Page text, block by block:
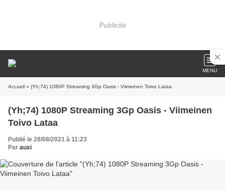
Publicité
MENU
Accueil » (Yh;74) 1080P Streaming 3Gp Oasis - Viimeinen Toivo Lataa
(Yh;74) 1080P Streaming 3Gp Oasis - Viimeinen
Toivo Lataa
Publié le 28/08/2021 à 11:23
Par auxi